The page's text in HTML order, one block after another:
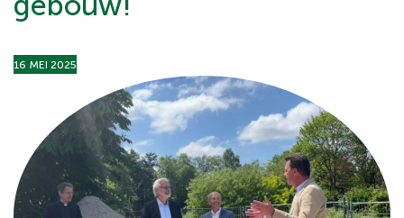
16 MEI 2025